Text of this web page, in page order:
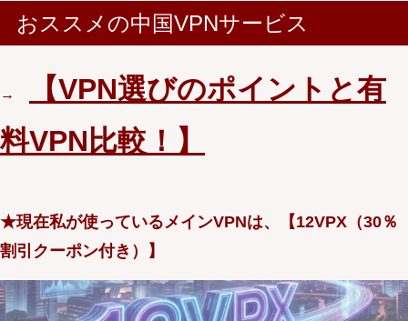
おススメの中国VPNサービス
→
【VPN選びのポイントと有
料VPN比較！】
★現在私が使っているメインVPNは、【12VPX（30％
割引クーポン付き）】